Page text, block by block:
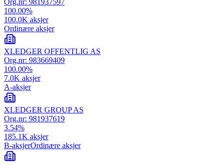
Org.nr: 981937597
100.00%
100.0K aksjer
Ordinære aksjer
XLEDGER OFFENTLIG AS
Org.nr: 983669409
100.00%
7.0K aksjer
A-aksjer
XLEDGER GROUP AS
Org.nr: 981937619
3.54%
185.1K aksjer
B-aksjerOrdinære aksjer